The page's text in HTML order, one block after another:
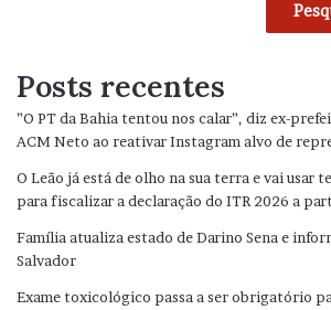
Posts recentes
”O PT da Bahia tentou nos calar”, diz ex-
ACM Neto ao reativar Instagram alvo de
O Leão já está de olho na sua terra e vai usar
para fiscalizar a declaração do ITR 2026 a
Família atualiza estado de Darino Sena e
Salvador
Exame toxicológico passa a ser obrigatório